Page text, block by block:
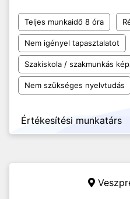
Teljes munkaidő 8 óra
Nem igényel tapasztalatot
Szakiskola / szakmunkás
Nem szükséges nyelvtudás
Értékesítési munkatárs